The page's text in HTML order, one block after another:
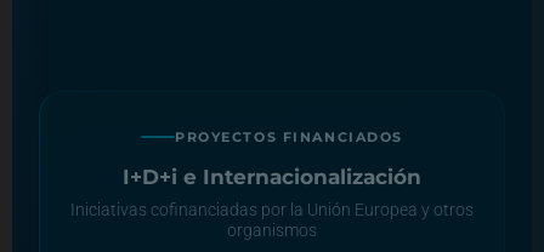
PROYECTOS FINANCIADOS
I+D+i e Internacionalización
Iniciativas cofinanciadas por la Unión Europea y otros
organismos